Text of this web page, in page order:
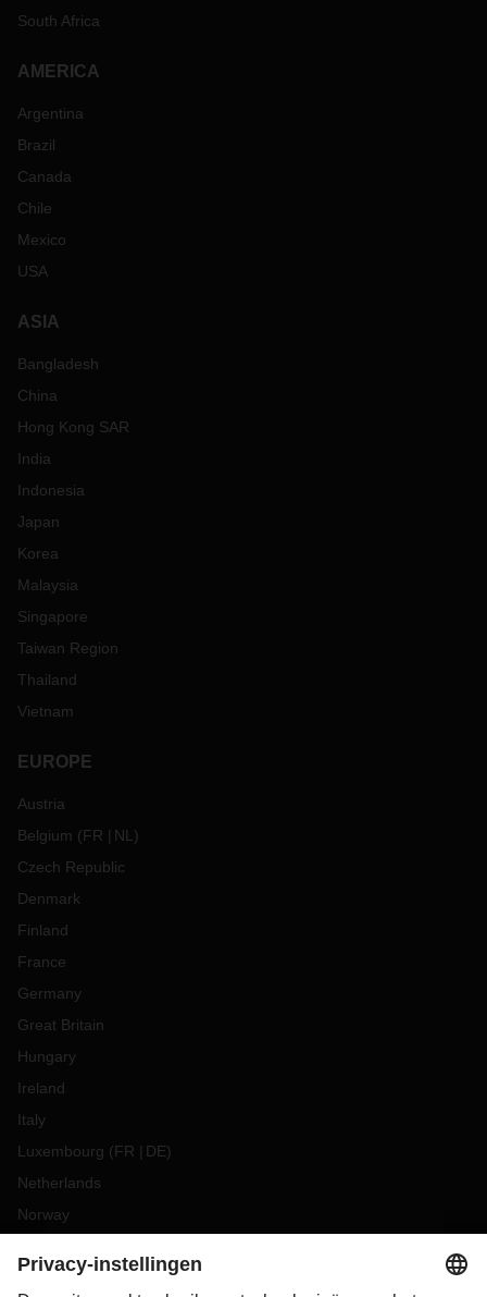
South Africa
AMERICA
Argentina
Brazil
Canada
Chile
Mexico
USA
ASIA
Bangladesh
China
Hong Kong SAR
India
Indonesia
Japan
Korea
Malaysia
Singapore
Taiwan Region
Thailand
Vietnam
EUROPE
Austria
Belgium (FR NL )
Czech Republic
Denmark
Finland
France
Germany
Great Britain
Hungary
Ireland
Italy
Luxembourg (FR DE)
Netherlands
Norway